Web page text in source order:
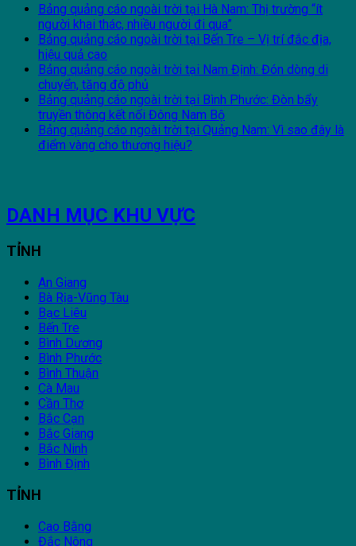
Bảng quảng cáo ngoài trời tại Hà Nam: Thị trường “ít
người khai thác, nhiều người đi qua”
Bảng quảng cáo ngoài trời tại Bến Tre – Vị trí đắc địa,
hiệu quả cao
Bảng quảng cáo ngoài trời tại Nam Định: Đón dòng di
chuyển, tăng độ phủ
Bảng quảng cáo ngoài trời tại Bình Phước: Đòn bẩy
truyền thông kết nối Đông Nam Bộ
Bảng quảng cáo ngoài trời tại Quảng Nam: Vì sao đây là
điểm vàng cho thương hiệu?
DANH MỤC KHU VỰC
TỈNH
An Giang
Bà Rịa-Vũng Tàu
Bạc Liêu
Bến Tre
Bình Dương
Bình Phước
Bình Thuận
Cà Mau
Cần Thơ
Bắc Cạn
Bắc Giang
Bắc Ninh
Bình Định
TỈNH
Cao Bằng
Đắc Nông